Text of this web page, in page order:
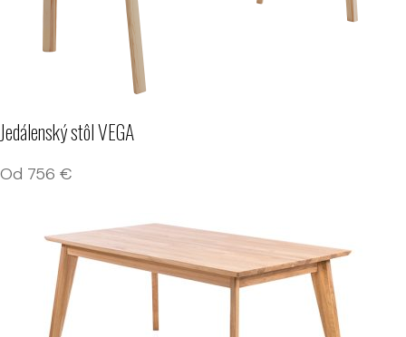
Jedálenský stôl VEGA
Od 756 €